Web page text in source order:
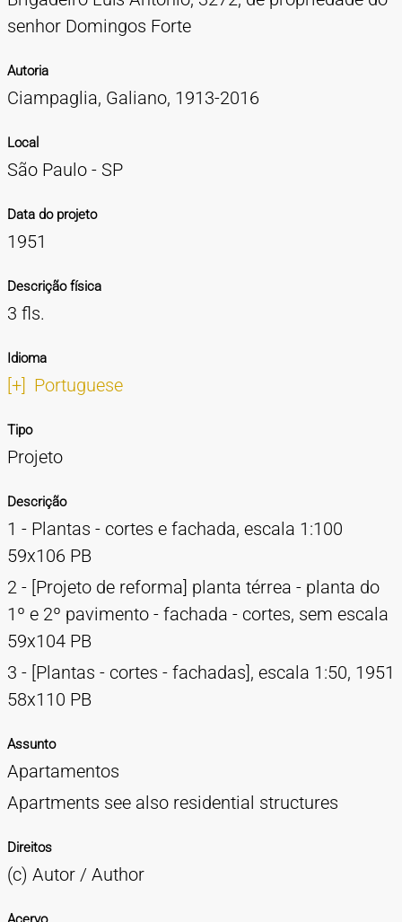
senhor Domingos Forte
Autoria
Ciampaglia, Galiano, 1913-2016
Local
São Paulo - SP
Data do projeto
1951
Descrição física
3 fls.
Idioma
[+] Portuguese
Tipo
Projeto
Descrição
1 - Plantas - cortes e fachada, escala 1:100
59x106 PB
2 - [Projeto de reforma] planta térrea - planta do
1º e 2º pavimento - fachada - cortes, sem escala
59x104 PB
3 - [Plantas - cortes - fachadas], escala 1:50, 1951
58x110 PB
Assunto
Apartamentos
Apartments see also residential structures
Direitos
(c) Autor / Author